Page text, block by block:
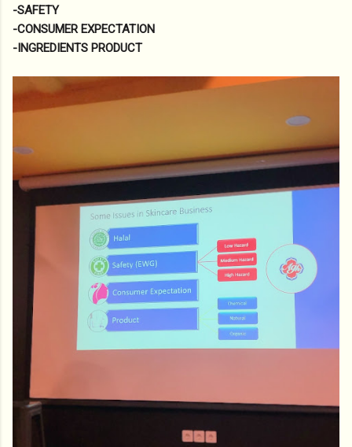
-SAFETY
-CONSUMER EXPECTATION
-INGREDIENTS PRODUCT